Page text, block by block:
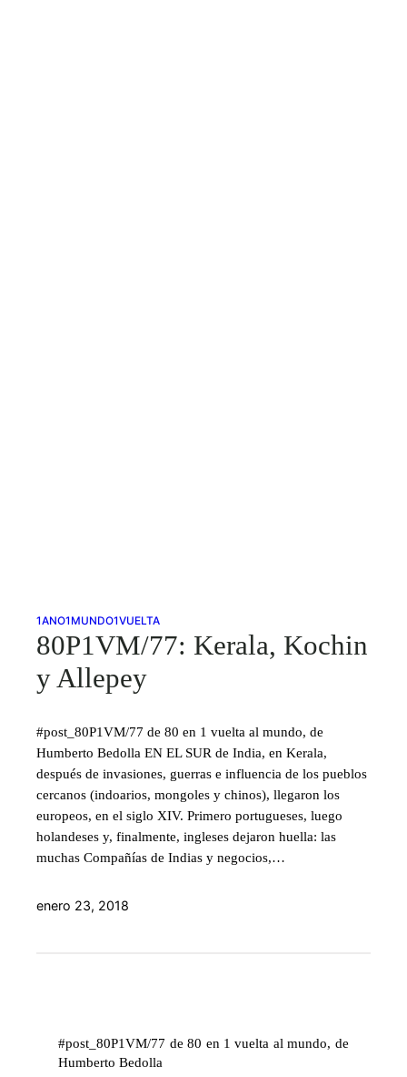
1ANO1MUNDO1VUELTA
80P1VM/77: Kerala, Kochin
y Allepey
#post_80P1VM/77 de 80 en 1 vuelta al mundo, de
Humberto Bedolla EN EL SUR de India, en Kerala,
después de invasiones, guerras e influencia de los pueblos
cercanos (indoarios, mongoles y chinos), llegaron los
europeos, en el siglo XIV. Primero portugueses, luego
holandeses y, finalmente, ingleses dejaron huella: las
muchas Compañías de Indias y negocios,…
enero 23, 2018
#post_80P1VM/77 de 80 en 1 vuelta al mundo, de
Humberto Bedolla